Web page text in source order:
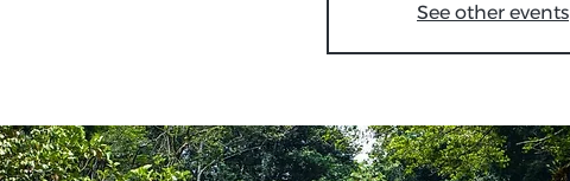
See other events